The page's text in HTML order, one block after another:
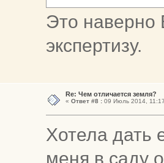
Это наверно
экспертизу.
Re: Чем отличается земля?
« Ответ #8 :09 Июль 2014,
Хотела дать
меня в саду